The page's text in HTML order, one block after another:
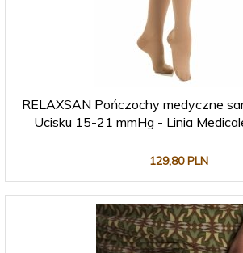
RELAXSAN Pończochy medyczne
Ucisku 15-21 mmHg - Linia
129,80 PLN